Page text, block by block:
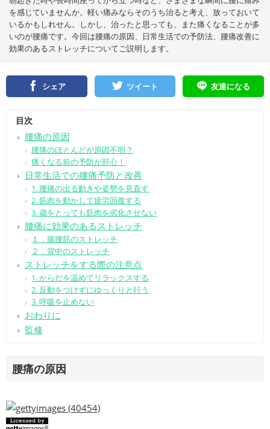
を感じていませんか。軽い痛みならそのうち治ると考え、放っておいて
いるかもしれせん。しかし、治ったと思っても、また痛くなることが多
いのが腰痛です。今回は腰痛の原因、日常生活での予防法、腰痛改善に
効果のあるストレッチについてご説明します。
シェア ツイート 友達になる
目次
腰痛の原因
腰痛のほとんどが原因不明？
痛くなる前の予防が肝心！
日常生活での腰痛予防と改善
1. 腰痛の出る動きや姿勢を見直す
2. 筋肉を動かして疲労回復する
3. 歳をとっても筋肉を劣化させない
腰痛に効果のあるストレッチ
１．腸腰筋のストレッチ
２．背中のストレッチ
ストレッチをする際の注意点
1. からだを温めてリラックスする
2. 反動をつけずにゆっくりと行う
3. 呼吸を止めない
おわりに
監修
腰痛の原因